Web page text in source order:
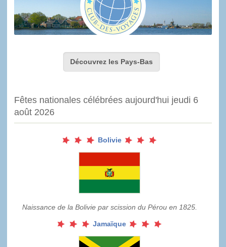
Découvrez les Pays-Bas
Fêtes nationales célébrées aujourd'hui jeudi 6
août 2026
Bolivie
Naissance de la Bolivie par scission du Pérou en 1825.
Jamaïque